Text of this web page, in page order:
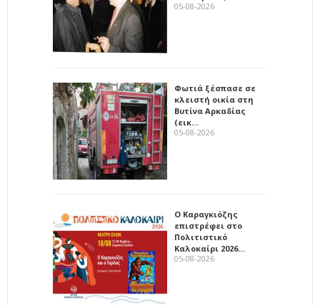
05-08-2026
Φωτιά ξέσπασε σε
κλειστή οικία στη
Βυτίνα Αρκαδίας
(εικ…
05-08-2026
Ο Καραγκιόζης
επιστρέφει στο
Πολιτιστικό
Καλοκαίρι 2026…
05-08-2026